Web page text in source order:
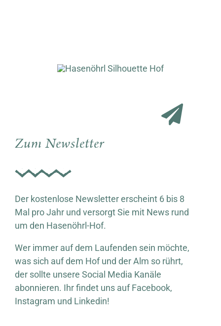
Zum Newsletter
Der kostenlose Newsletter erscheint 6 bis 8
Mal pro Jahr und versorgt Sie mit News rund
um den Hasenöhrl-Hof.
Wer immer auf dem Laufenden sein möchte,
was sich auf dem Hof und der Alm so rührt,
der sollte unsere Social Media Kanäle
abonnieren. Ihr findet uns auf Facebook,
Instagram und Linkedin!